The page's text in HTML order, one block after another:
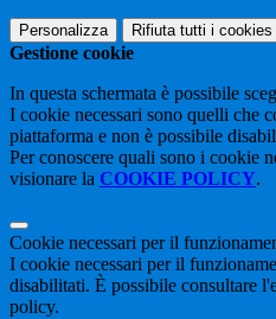
Personalizza Rifiuta tutti i cookies
Gestione cookie
In questa schermata è possibile
I cookie necessari sono quelli che
piattaforma e non è possibile
Per conoscere quali sono i cookie
visionare la COOKIE POLICY.
Cookie necessari per il
I cookie necessari per il
disabilitati. È possibile consultare
policy.